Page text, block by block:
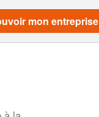
mon entreprise